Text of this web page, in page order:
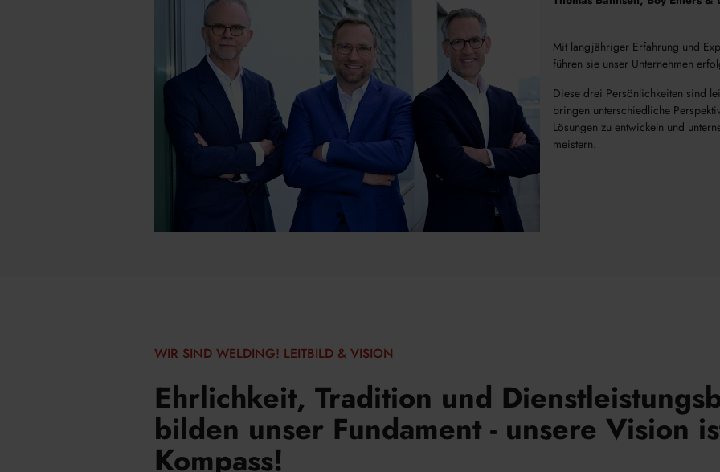
Mit langjähriger Erfahrung und
führen sie unser Unternehmen
Diese drei Persönlichkeiten sind
bringen unterschiedliche
Lösungen zu entwickeln und
meistern.
WIR SIND WELDING! LEITBILD & VISION
Ehrlichkeit, Tradition und
bilden unser Fundament - unsere Vision
Kompass!